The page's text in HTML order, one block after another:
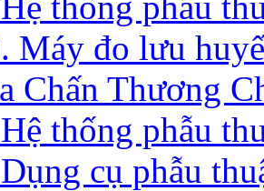
Máy đo lưu
Chấn Thương
thống phẫu
cụ phẫu